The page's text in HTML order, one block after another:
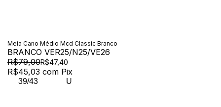
Meia Cano Médio Mcd Classic Branco
BRANCO VER25/N25/VE26
R$79,00R$47,40
R$45,03 com Pix
39/43 U